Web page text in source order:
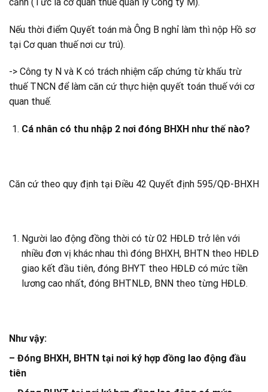
Nếu thời điểm Quyết toán mà Ông B nghỉ làm thì nộp Hồ sơ
tại Cơ quan thuế nơi cư trú).
-> Công ty N và K có trách nhiệm cấp chứng từ khấu trừ
thuế TNCN để làm căn cứ thực hiện quyết toán thuế với cơ
quan thuế.
Cá nhân có thu nhập 2 nơi đóng BHXH như thế nào?
Căn cứ theo quy định tại Điều 42 Quyết định 595/QĐ-BHXH
Người lao động đồng thời có từ 02 HĐLĐ trở lên với
nhiều đơn vị khác nhau thì đóng BHXH, BHTN theo HĐLĐ
giao kết đầu tiên, đóng BHYT theo HĐLĐ có mức tiền
lương cao nhất, đóng BHTNLĐ, BNN theo từng HĐLĐ.
Như vậy:
– Đóng BHXH, BHTN tại nơi ký hợp đồng lao động đầu
tiên